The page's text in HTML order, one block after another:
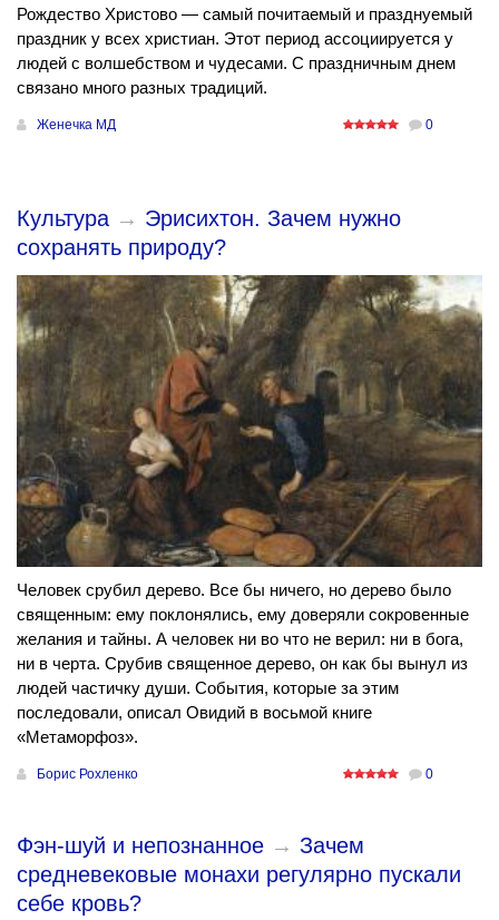
Рождество Христово — самый почитаемый и празднуемый
праздник у всех христиан. Этот период ассоциируется у
людей с волшебством и чудесами. С праздничным днем
связано много разных традиций.
Женечка МД 0
Культура → Эрисихтон. Зачем нужно
сохранять природу?
Человек срубил дерево. Все бы ничего, но дерево было
священным: ему поклонялись, ему доверяли сокровенные
желания и тайны. А человек ни во что не верил: ни в бога,
ни в черта. Срубив священное дерево, он как бы вынул из
людей частичку души. События, которые за этим
последовали, описал Овидий в восьмой книге
«Метаморфоз».
Борис Рохленко 0
Фэн-шуй и непознанное → Зачем
средневековые монахи регулярно пускали
себе кровь?